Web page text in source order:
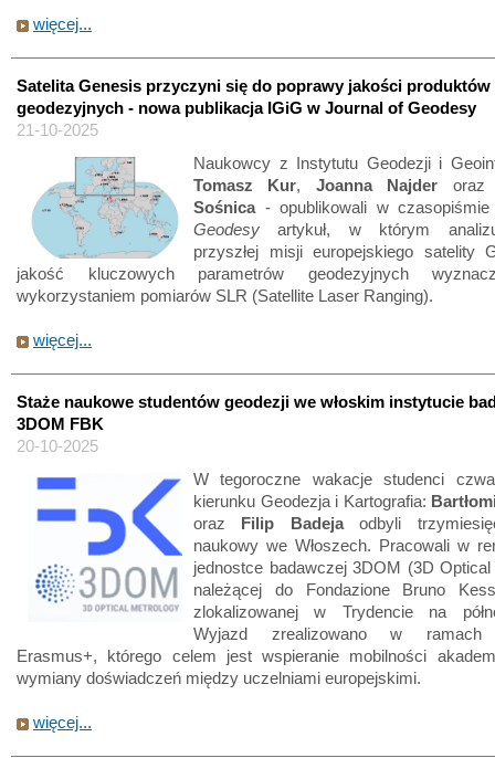
więcej...
Satelita Genesis przyczyni się do poprawy jakości produktów
geodezyjnych - nowa publikacja IGiG w Journal of Geodesy
21-10-2025
Naukowcy z Instytutu Geodezji i
Tomasz Kur, Joanna Najder
Sośnica- opublikowali w
Geodesy artykuł, w którym
przyszłej misji europejskiego satelity
jakość kluczowych parametrów geodezyjnych
wykorzystaniem pomiarów SLR (Satellite Laser Ranging).
więcej...
Staże naukowe studentów geodezji we włoskim instytucie
3DOM FBK
20-10-2025
W tegoroczne wakacje studenci
kierunku Geodezja i Kartografia:
oraz Filip Badejaodbyli
naukowy we Włoszech. Pracowali w
jednostce badawczej 3DOM (3D
należącej do Fondazione Bruno
zlokalizowanej w Trydencie na
Wyjazd zrealizowano w ramach
Erasmus+, którego celem jest wspieranie mobilności
wymiany doświadczeń między uczelniami europejskimi.
więcej...